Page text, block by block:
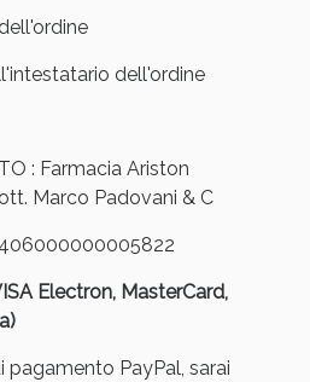
dell'ordine
: Farmacia Ariston
Marco Padovani & C
Electron, MasterCard,
PayPal, sarai